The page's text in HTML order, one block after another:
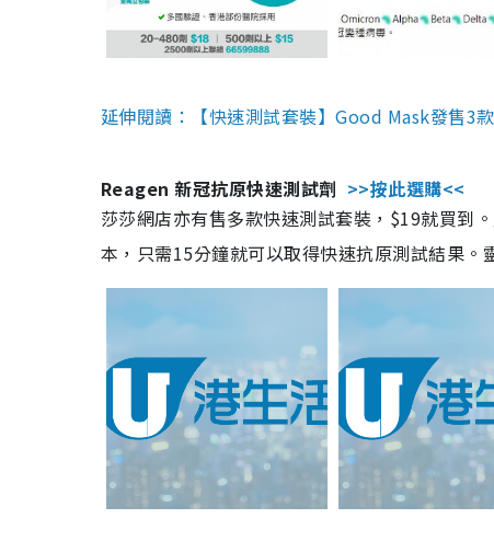
延伸閱讀：【快速測試套裝】Good Mask發售3
Reagen 新冠抗原快速測試劑 >>按此選購<<
莎莎網店亦有售多款快速測試套裝，$19就買到
本，只需15分鐘就可以取得快速抗原測試結果。